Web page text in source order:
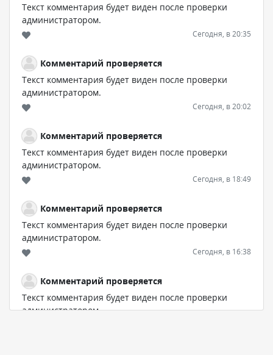
Текст комментария будет виден после проверки
администратором.
Сегодня, в 20:35
Комментарий проверяется
Текст комментария будет виден после проверки
администратором.
Сегодня, в 20:02
Комментарий проверяется
Текст комментария будет виден после проверки
администратором.
Сегодня, в 18:49
Комментарий проверяется
Текст комментария будет виден после проверки
администратором.
Сегодня, в 16:38
Комментарий проверяется
Текст комментария будет виден после проверки
администратором.